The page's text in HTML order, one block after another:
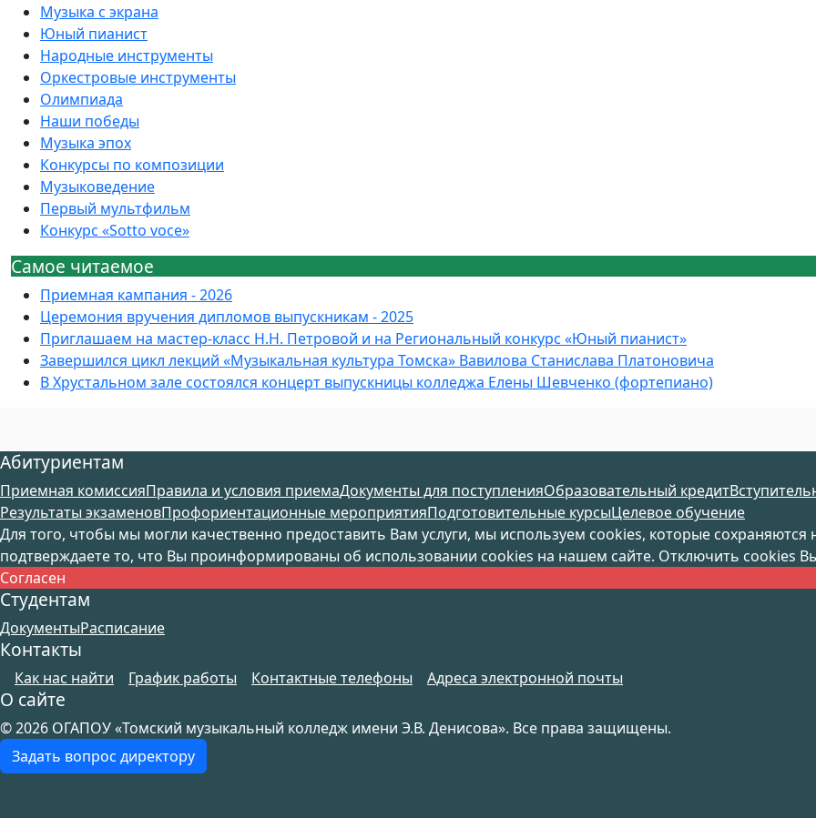
Музыка с экрана
Юный пианист
Народные инструменты
Оркестровые инструменты
Олимпиада
Наши победы
Музыка эпох
Конкурсы по композиции
Музыковедение
Первый мультфильм
Конкурс «Sotto voce»
Самое читаемое
Приемная кампания - 2026
Церемония вручения дипломов выпускникам - 2025
Приглашаем на мастер-класс Н.Н. Петровой и на Региональный конкурс «Юный пианист»
Завершился цикл лекций «Музыкальная культура Томска» Вавилова Станислава Платоновича
В Хрустальном зале состоялся концерт выпускницы колледжа Елены Шевченко (фортепиано)
Абитуриентам
Приемная комиссияПравила и условия приемаДокументы для поступленияОбразовательный кредит
Результаты экзаменовПрофориентационные мероприятияПодготовительные курсыЦелевое обучение
Для того, чтобы мы могли качественно предоставить Вам услуги, мы используем cookies, которые
подтверждаете то, что Вы проинформированы об использовании cookies на нашем сайте. Отключить cookies
Согласен
Студентам
ДокументыРасписание
Контакты
Как нас найти График работы Контактные телефоны Адреса электронной почты
О сайте
© 2026 ОГАПОУ «Томский музыкальный колледж имени Э.В. Денисова». Все права защищены.
Задать вопрос директору